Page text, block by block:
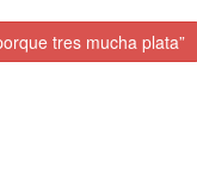
tres mucha plata”